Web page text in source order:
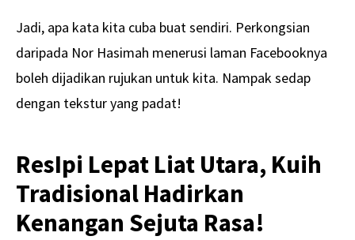
Jadi, apa kata kita cuba buat sendiri. Perkongsian
daripada Nor Hasimah menerusi laman Facebooknya
boleh dijadikan rujukan untuk kita. Nampak sedap
dengan tekstur yang padat!
ResIpi Lepat Liat Utara, Kuih
Tradisional Hadirkan
Kenangan Sejuta Rasa!